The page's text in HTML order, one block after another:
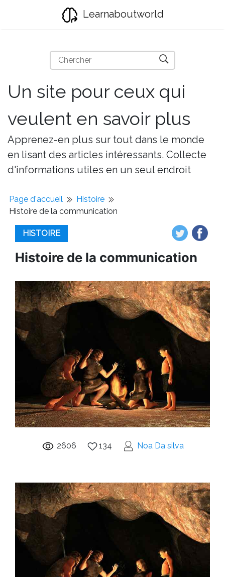
Learnaboutworld
Un site pour ceux qui
veulent en savoir plus
Apprenez-en plus sur tout dans le monde
en lisant des articles intéressants. Collecte
d'informations utiles en un seul endroit
Page d'accueil
Histoire
Histoire de la communication
HISTOIRE
Histoire de la communication
2606 134 Noa Da silva